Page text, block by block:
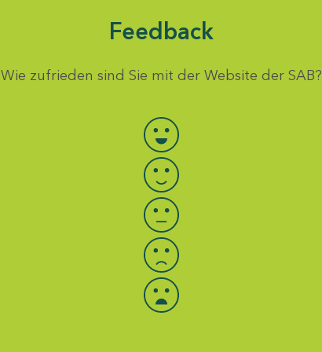
Feedback
Wie zufrieden sind Sie mit der Website der SAB?
Bewertung auswählen